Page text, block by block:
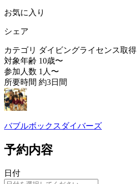
お気に入り
シェア
カテゴリ ダイビングライセンス取得
対象年齢 10歳〜
参加人数 1人〜
所要時間 約3日間
バブルボックスダイバーズ
予約内容
日付